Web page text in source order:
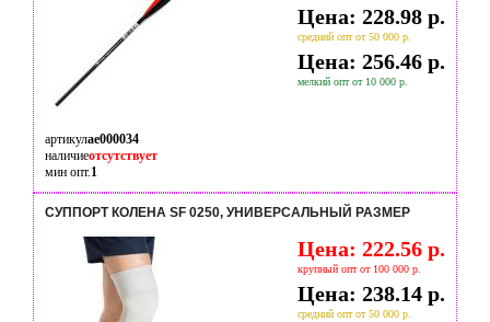
Цена: 228.98 р.
средний опт от 50 000 р.
Цена: 256.46 р.
мелкий опт от 10 000 р.
артикулae000034
наличиеотсутствует
мин опт.1
СУППОРТ КОЛЕНА SF 0250, УНИВЕРСАЛЬНЫЙ РАЗМЕР
Цена: 222.56 р.
крупный опт от 100 000 р.
Цена: 238.14 р.
средний опт от 50 000 р.